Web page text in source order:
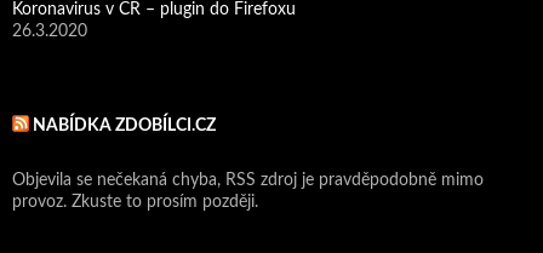
Koronavirus v ČR – plugin do Firefoxu
26.3.2020
NABÍDKA ZDOBÍLCI.CZ
Objevila se nečekaná chyba, RSS zdroj je pravděpodobně mimo
provoz. Zkuste to prosím později.